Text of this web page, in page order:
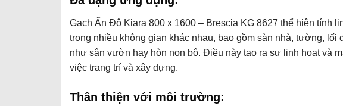
Gạch Ấn Độ Kiara 800 x 1600 – Brescia KG 8627 thể hiện tính
trong nhiều không gian khác nhau, bao gồm sàn nhà, tường, lối
như sân vườn hay hòn non bộ. Điều này tạo ra sự linh hoạt và
việc trang trí và xây dựng.
Thân thiện với môi trường: